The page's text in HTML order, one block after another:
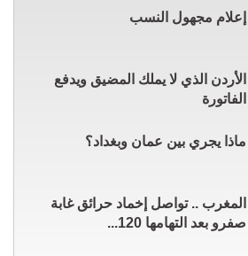
إعلام مجهول النسب
الأردن الذي لا يملك المضيق ويدفع
الفاتورة
ماذا يجري بين عمان وبغداد؟
المغرب .. تواصل إخماد حرائق غابة
صفرو بعد التهامها 120...